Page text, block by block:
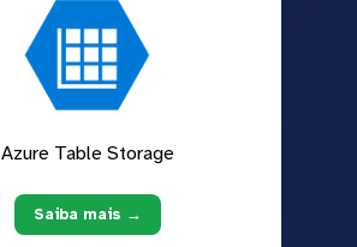
Azure Table Storage
Saiba mais →